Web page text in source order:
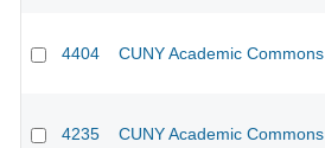
4404 CUNY Academic Commons
4235 CUNY Academic Commons